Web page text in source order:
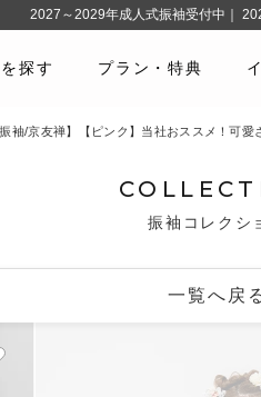
探す プラン・特典
袖/京友禅】【ピンク】当社おススメ！可
振袖コレクシ
一覧へ戻
2027～2029年成人式振袖受付中｜